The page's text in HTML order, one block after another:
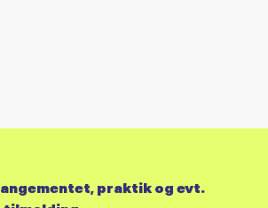
praktik og evt.